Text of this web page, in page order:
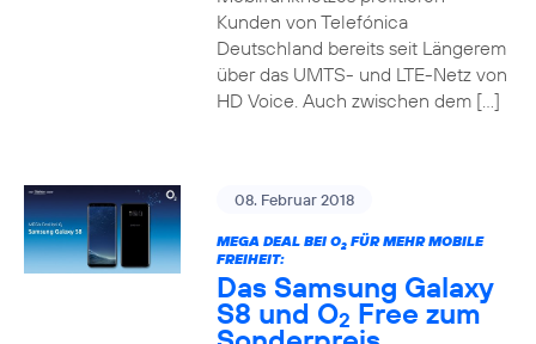
Kunden von Telefónica
Deutschland bereits seit Längerem
über das UMTS- und LTE-Netz von
HD Voice. Auch zwischen dem […]
08. Februar 2018
MEGA DEAL BEI O2FÜR MEHR MOBILE
FREIHEIT:
Das Samsung Galaxy
S8 und O2 Free zum